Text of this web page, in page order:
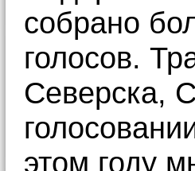
собрано
голосов.
Северска,
этом году